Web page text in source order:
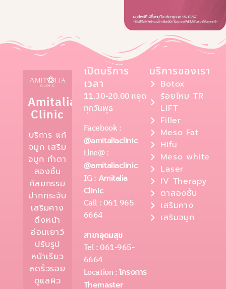
Amitalia
Clinic
บริการ แก้
จมูก เสริม
จมูก ทำตา
สองชั้น
ศัลยกรรม
ปากกระจับ
เสริมคาง
ดึงหน้า
อ่อนเยาว์
ปรับรูป
หน้าเรียว
ลดริ้วรอย
ดูแลผิว
เปิดบริการ
เวลา
11.30-20.00 หยุด
ทุกวันพุธ
Facebook :
@amitaliaclinic
Line@ :
@amitaliaclinic
IG : Amitalia
Clinic
Call : 061 965
6664
สาขาอุดมสุข
Tel : 061-965-
6664
Location :โครงการ
Themaster
บริการของเรา
Botox
ร้อยไหม TR
LIFT
Filler
Meso Fat
Hifu
Meso white
Laser
IV Therapy
ตาสองชั้น
เสริมคาง
เสริมจมูก